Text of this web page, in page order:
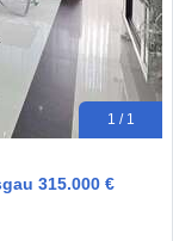
1 / 1
315.000 €